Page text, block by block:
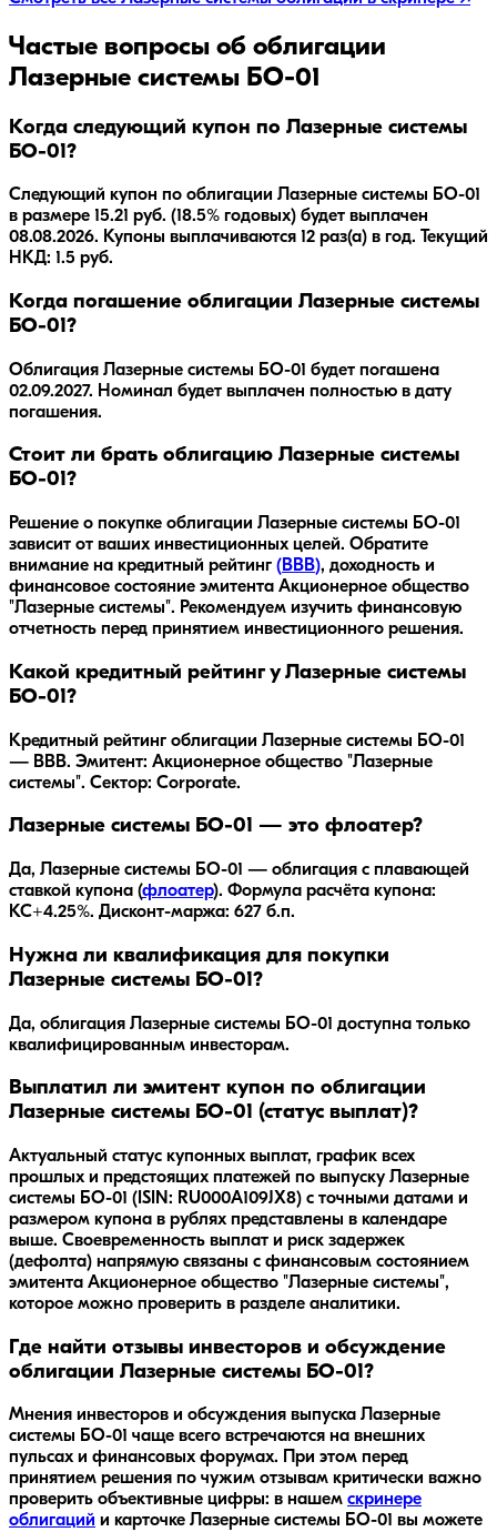
Частые вопросы об облигации
Лазерные системы БО-01
Когда следующий купон по Лазерные системы
БО-01?
Следующий купон по облигации Лазерные системы БО-01
в размере 15.21 руб. (18.5% годовых) будет выплачен
08.08.2026. Купоны выплачиваются 12 раз(а) в год. Текущий
НКД: 1.5 руб.
Когда погашение облигации Лазерные системы
БО-01?
Облигация Лазерные системы БО-01 будет погашена
02.09.2027. Номинал будет выплачен полностью в дату
погашения.
Стоит ли брать облигацию Лазерные системы
БО-01?
Решение о покупке облигации Лазерные системы БО-01
зависит от ваших инвестиционных целей. Обратите
внимание на кредитный рейтинг ( BBB), доходность и
финансовое состояние эмитента Акционерное общество
"Лазерные системы". Рекомендуем изучить финансовую
отчетность перед принятием инвестиционного решения.
Какой кредитный рейтинг у Лазерные системы
БО-01?
Кредитный рейтинг облигации Лазерные системы БО-01
— BBB. Эмитент: Акционерное общество "Лазерные
системы". Сектор: Corporate.
Лазерные системы БО-01 — это флоатер?
Да, Лазерные системы БО-01 — облигация с плавающей
ставкой купона (флоатер). Формула расчёта купона:
КС+4.25%. Дисконт-маржа: 627 б.п.
Нужна ли квалификация для покупки
Лазерные системы БО-01?
Да, облигация Лазерные системы БО-01 доступна только
квалифицированным инвесторам.
Выплатил ли эмитент купон по облигации
Лазерные системы БО-01 (статус выплат)?
Актуальный статус купонных выплат, график всех
прошлых и предстоящих платежей по выпуску Лазерные
системы БО-01 (ISIN: RU000A109JX8) с точными датами и
размером купона в рублях представлены в календаре
выше. Своевременность выплат и риск задержек
(дефолта) напрямую связаны с финансовым состоянием
эмитента Акционерное общество "Лазерные системы",
которое можно проверить в разделе аналитики.
Где найти отзывы инвесторов и обсуждение
облигации Лазерные системы БО-01?
Мнения инвесторов и обсуждения выпуска Лазерные
системы БО-01 чаще всего встречаются на внешних
пульсах и финансовых форумах. При этом перед
принятием решения по чужим отзывам критически важно
проверить объективные цифры: в нашем скринере
облигаций и карточке Лазерные системы БО-01 вы можете